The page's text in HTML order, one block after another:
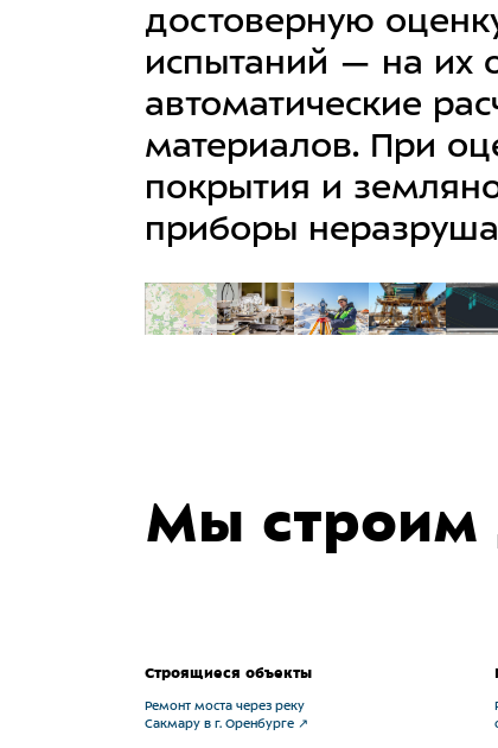
достоверную
испытаний — на их
автоматические
материалов. При
покрытия и
приборы
Мы строим
Строящиеся объекты
Ремонт моста через реку
Сакмару в г. Оренбурге